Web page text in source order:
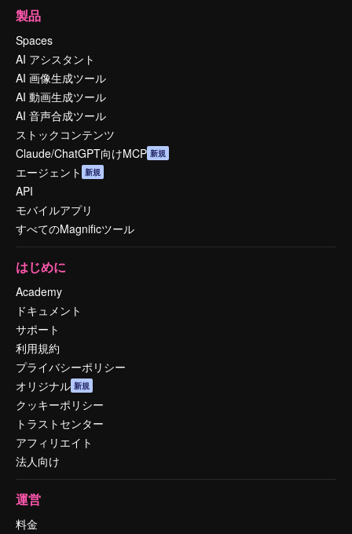
製品
Spaces
AI アシスタント
AI 画像生成ツール
AI 動画生成ツール
AI 音声合成ツール
ストックコンテンツ
Claude/ChatGPT向けMCP 新規
エージェント 新規
API
モバイルアプリ
すべてのMagnificツール
はじめに
Academy
ドキュメント
サポート
利用規約
プライバシーポリシー
オリジナル 新規
クッキーポリシー
トラストセンター
アフィリエイト
法人向け
運営
料金